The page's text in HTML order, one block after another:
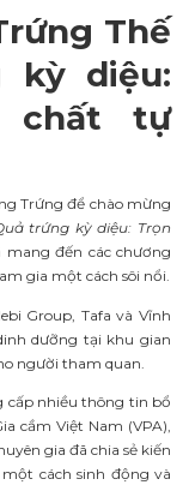
Thế
kỳ diệu:
chất tự
Trứng để chào mừng
trứng kỳ diệu: Trọn
mang đến các chương
gia một cách sôi nổi.
Group, Tafa và Vĩnh
dưỡng tại khu gian
người tham quan.
cấp nhiều thông tin bổ
cầm Việt Nam (VPA),
gia đã chia sẻ kiến
cách sinh động và